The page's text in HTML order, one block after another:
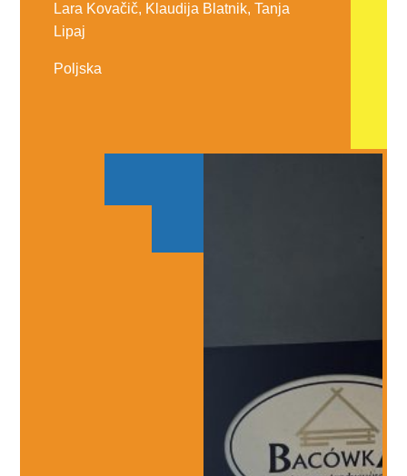
Lara Kovačič, Klaudija Blatnik, Tanja
Lipaj
Poljska